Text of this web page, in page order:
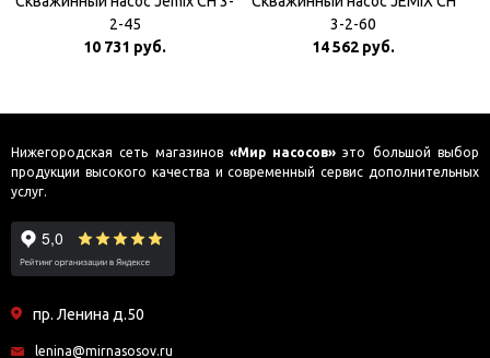
2-45
10 731 руб.
3-2-60
14 562 руб.
Нижегородская сеть магазинов «Мир насосов» это большой выбор
продукции высокого качества и современный сервис дополнительных
услуг.
пр. Ленина д.50
lenina@mirnasosov.ru